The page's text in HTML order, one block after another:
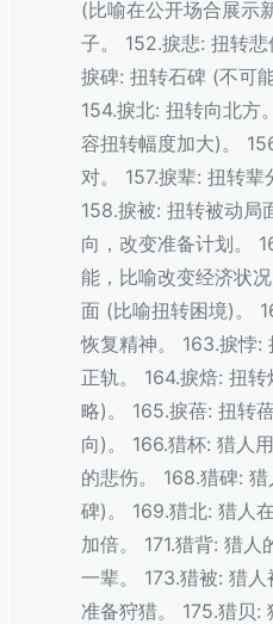
(比喻在公开场合展示
子。 152.捩悲: 扭转
捩碑: 扭转石碑 (不可
154.捩北: 扭转向北方
容扭转幅度加大)。
对。 157.捩辈: 扭转辈
158.捩被: 扭转被动局
向，改变准备计划。
能，比喻改变经济状
面 (比喻扭转困境)。
恢复精神。 163.捩悖:
正轨。 164.捩焙: 扭
略)。 165.捩蓓: 扭转
向)。 166.猎杯: 猎人
的悲伤。 168.猎碑:
碑)。 169.猎北: 猎人
加倍。 171.猎背: 猎
一辈。 173.猎被: 猎
准备狩猎。 175.猎贝: